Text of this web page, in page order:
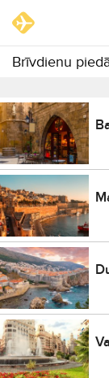
Brīvdienu